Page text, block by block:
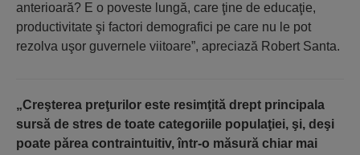
anterioară? E o poveste lungă, care ţine de educaţie,
productivitate şi factori demografici pe care nu le pot
rezolva uşor guvernele viitoare”, apreciază Robert Santa.
„Creşterea preţurilor este resimţită drept principala
sursă de stres de toate categoriile populaţiei, şi, deşi
poate părea contraintuitiv, într-o măsură chiar mai